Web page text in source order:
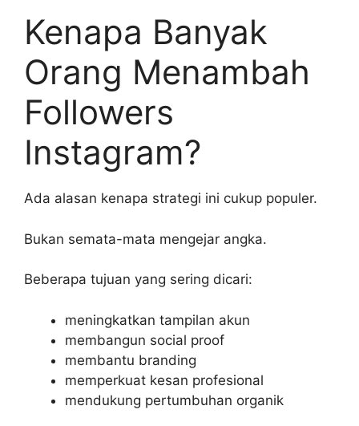
Kenapa Banyak
Orang Menambah
Followers
Instagram?
Ada alasan kenapa strategi ini cukup populer.
Bukan semata-mata mengejar angka.
Beberapa tujuan yang sering dicari:
meningkatkan tampilan akun
membangun social proof
membantu branding
memperkuat kesan profesional
mendukung pertumbuhan organik